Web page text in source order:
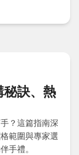
秘訣、熱
？這篇指南深
範圍與專家選
手禮。